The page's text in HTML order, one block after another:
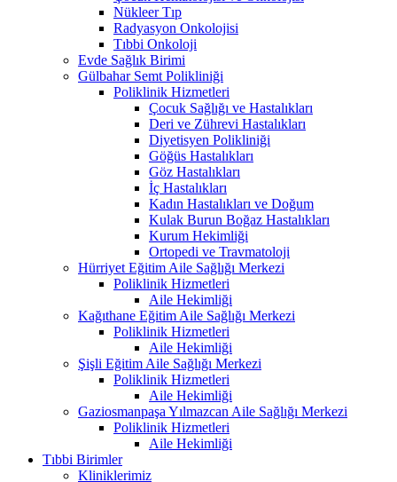
Nükleer Tıp
Radyasyon Onkolojisi
Tıbbi Onkoloji
Evde Sağlık Birimi
Gülbahar Semt Polikliniği
Poliklinik Hizmetleri
Çocuk Sağlığı ve Hastalıkları
Deri ve Zührevi Hastalıkları
Diyetisyen Polikliniği
Göğüs Hastalıkları
Göz Hastalıkları
İç Hastalıkları
Kadın Hastalıkları ve Doğum
Kulak Burun Boğaz Hastalıkları
Kurum Hekimliği
Ortopedi ve Travmatoloji
Hürriyet Eğitim Aile Sağlığı Merkezi
Poliklinik Hizmetleri
Aile Hekimliği
Kağıthane Eğitim Aile Sağlığı Merkezi
Poliklinik Hizmetleri
Aile Hekimliği
Şişli Eğitim Aile Sağlığı Merkezi
Poliklinik Hizmetleri
Aile Hekimliği
Gaziosmanpaşa Yılmazcan Aile Sağlığı Merkezi
Poliklinik Hizmetleri
Aile Hekimliği
Tıbbi Birimler
Kliniklerimiz